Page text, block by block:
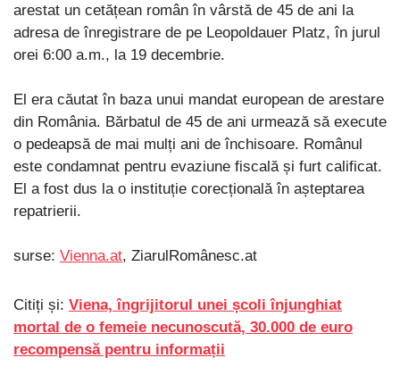
arestat un cetățean român în vârstă de 45 de ani la
adresa de înregistrare de pe Leopoldauer Platz, în jurul
orei 6:00 a.m., la 19 decembrie.
El era căutat în baza unui mandat european de arestare
din România. Bărbatul de 45 de ani urmează să execute
o pedeapsă de mai mulți ani de închisoare. Românul
este condamnat pentru evaziune fiscală și furt calificat.
El a fost dus la o instituție corecțională în așteptarea
repatrierii.
surse: Vienna.at, ZiarulRomânesc.at
Citiți și: Viena, îngrijitorul unei școli înjunghiat
mortal de o femeie necunoscută, 30.000 de euro
recompensă pentru informații